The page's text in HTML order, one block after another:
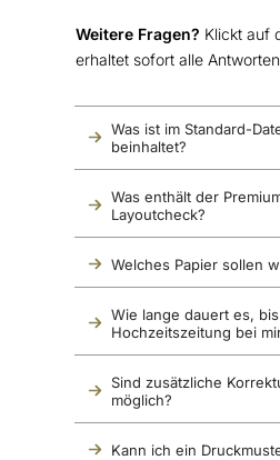
Weitere Fragen? Klickt auf
erhaltet sofort alle
Was ist im Standard-
beinhaltet?
Was enthält der
Layoutcheck?
Welches Papier sollen
Wie lange dauert es,
Hochzeitszeitung bei
Sind zusätzliche
möglich?
Kann ich ein